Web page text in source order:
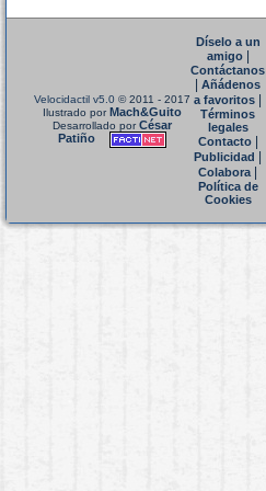
Velocidactil v5.0 © 2011 - 2017
Ilustrado porMach&Guito
Desarrollado porCésar
Patiño
Díselo a un
amigo|
Contáctanos
Añádenos
a favoritos
Términos
legales
Contacto|
Publicidad
Colabora|
Política de
Cookies